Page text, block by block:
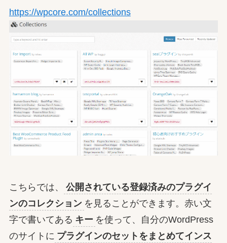
https://wpcore.com/collections
こちらでは、
公開されている登録済みのプラグイ
ンのコレクション を見ることができます。赤い文
字で書いてある キー を使って、自分のWordPress
のサイトに プラグインのセットをまとめてインス